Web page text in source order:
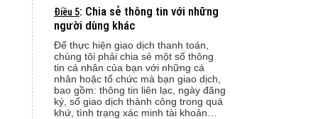
Điều 5: Chia sẻ thông tin với những
người dùng khác
Để thực hiện giao dịch thanh toán,
chúng tôi phải chia sẻ một số thông
tin cá nhân của bạn với những cá
nhân hoặc tổ chức mà bạn giao dịch,
bao gồm: thông tin liên lạc, ngày đăng
ký, số giao dịch thành công trong quá
khứ, tình trạng xác minh tài khoản…